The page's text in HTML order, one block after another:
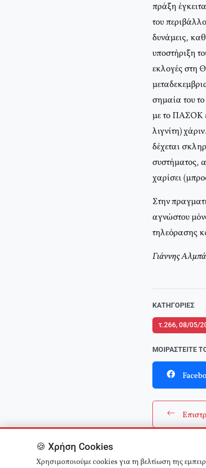
πράξη
του
δυνάμεις,
υποστήριξη
εκλογές στη
σημαία του
με το ΠΑΣΟΚ
λιγνίτη)
δέχεται
συστήματος,
χαρίσει
Στην
αγνώστου
τηλεόρασης
Γιάννης
ΚΑΤΗΓΟΡΊΕΣ
τ.266, 08/05/
ΜΟΙΡΑΣΤΕΊΤΕ
🍪 Χρήση Cookies
Χρησιμοποιούμε cookies για τη βελτίωση της